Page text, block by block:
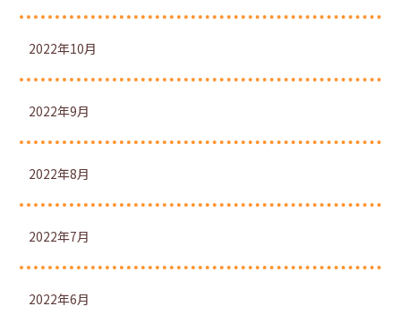
2022年10月
2022年9月
2022年8月
2022年7月
2022年6月